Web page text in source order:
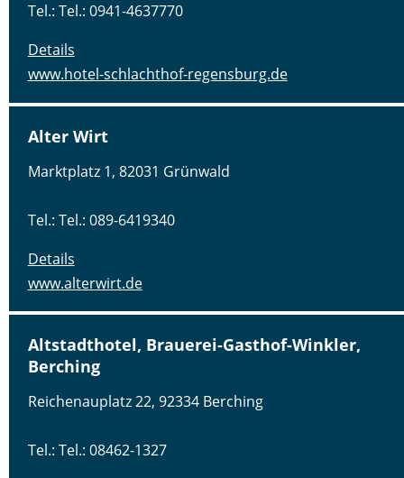
Tel.: Tel.: 0941-4637770
Details
www.hotel-schlachthof-regensburg.de
Alter Wirt
Marktplatz 1, 82031 Grünwald
Tel.: Tel.: 089-6419340
Details
www.alterwirt.de
Altstadthotel, Brauerei-Gasthof-Winkler,
Berching
Reichenauplatz 22, 92334 Berching
Tel.: Tel.: 08462-1327